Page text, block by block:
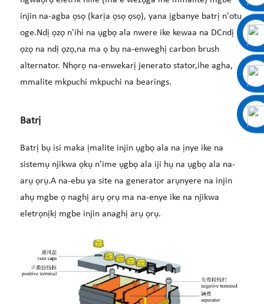
injin na-agba ọsọ (karịa ọsọ ọsọ), yana ịgbanye batrị n'otu
oge.Ndị ọzọ n'ihi na ụgbọ ala nwere ike kewaa na DCndị
ọzọ na ndị ọzọ,na ma ọ bụ na-enweghị carbon brush
alternator. Nhọrọ na-enwekarị jenerato stator,ihe agha,
mmalite mkpuchi mkpuchi na bearings.
Batrị
Batrị bụ isi maka ịmalite injin ụgbọ ala na ịnye ike na
sistemụ njikwa ọkụ n'ime ụgbọ ala iji hụ na ụgbọ ala na-
arụ ọrụ.A na-ebu ya site na generator arụnyere na injin
ahụ mgbe ọ naghị arụ ọrụ ma na-enye ike na njikwa
eletrọnịkị mgbe injin anaghị arụ ọrụ.